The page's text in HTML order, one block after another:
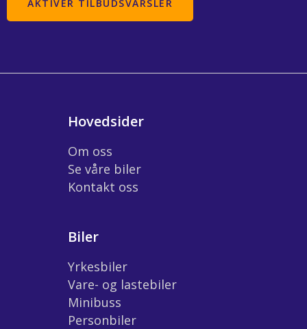
Hovedsider
Om oss
Se våre biler
Kontakt oss
Biler
Yrkesbiler
Vare- og lastebiler
Minibuss
Personbiler